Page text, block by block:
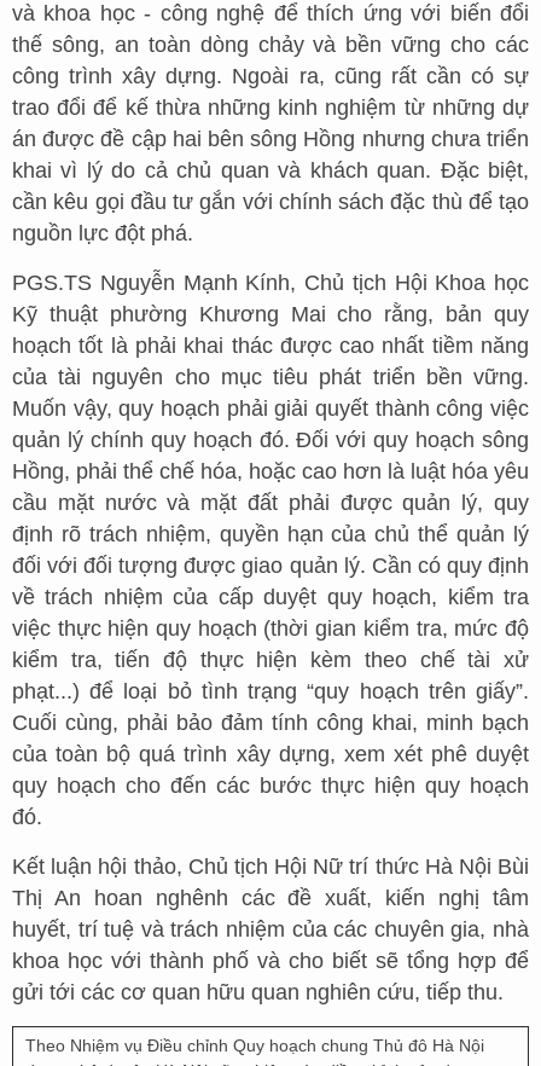
và khoa học - công nghệ để thích ứng với biến đổi
thế sông, an toàn dòng chảy và bền vững cho các
công trình xây dựng. Ngoài ra, cũng rất cần có sự
trao đổi để kế thừa những kinh nghiệm từ những dự
án được đề cập hai bên sông Hồng nhưng chưa triển
khai vì lý do cả chủ quan và khách quan. Đặc biệt,
cần kêu gọi đầu tư gắn với chính sách đặc thù để tạo
nguồn lực đột phá.
PGS.TS Nguyễn Mạnh Kính, Chủ tịch Hội Khoa học
Kỹ thuật phường Khương Mai cho rằng, bản quy
hoạch tốt là phải khai thác được cao nhất tiềm năng
của tài nguyên cho mục tiêu phát triển bền vững.
Muốn vậy, quy hoạch phải giải quyết thành công việc
quản lý chính quy hoạch đó. Đối với quy hoạch sông
Hồng, phải thể chế hóa, hoặc cao hơn là luật hóa yêu
cầu mặt nước và mặt đất phải được quản lý, quy
định rõ trách nhiệm, quyền hạn của chủ thể quản lý
đối với đối tượng được giao quản lý. Cần có quy định
về trách nhiệm của cấp duyệt quy hoạch, kiểm tra
việc thực hiện quy hoạch (thời gian kiểm tra, mức độ
kiểm tra, tiến độ thực hiện kèm theo chế tài xử
phạt...) để loại bỏ tình trạng “quy hoạch trên giấy”.
Cuối cùng, phải bảo đảm tính công khai, minh bạch
của toàn bộ quá trình xây dựng, xem xét phê duyệt
quy hoạch cho đến các bước thực hiện quy hoạch
đó.
Kết luận hội thảo, Chủ tịch Hội Nữ trí thức Hà Nội Bùi
Thị An hoan nghênh các đề xuất, kiến nghị tâm
huyết, trí tuệ và trách nhiệm của các chuyên gia, nhà
khoa học với thành phố và cho biết sẽ tổng hợp để
gửi tới các cơ quan hữu quan nghiên cứu, tiếp thu.
Theo Nhiệm vụ Điều chỉnh Quy hoạch chung Thủ đô Hà Nội